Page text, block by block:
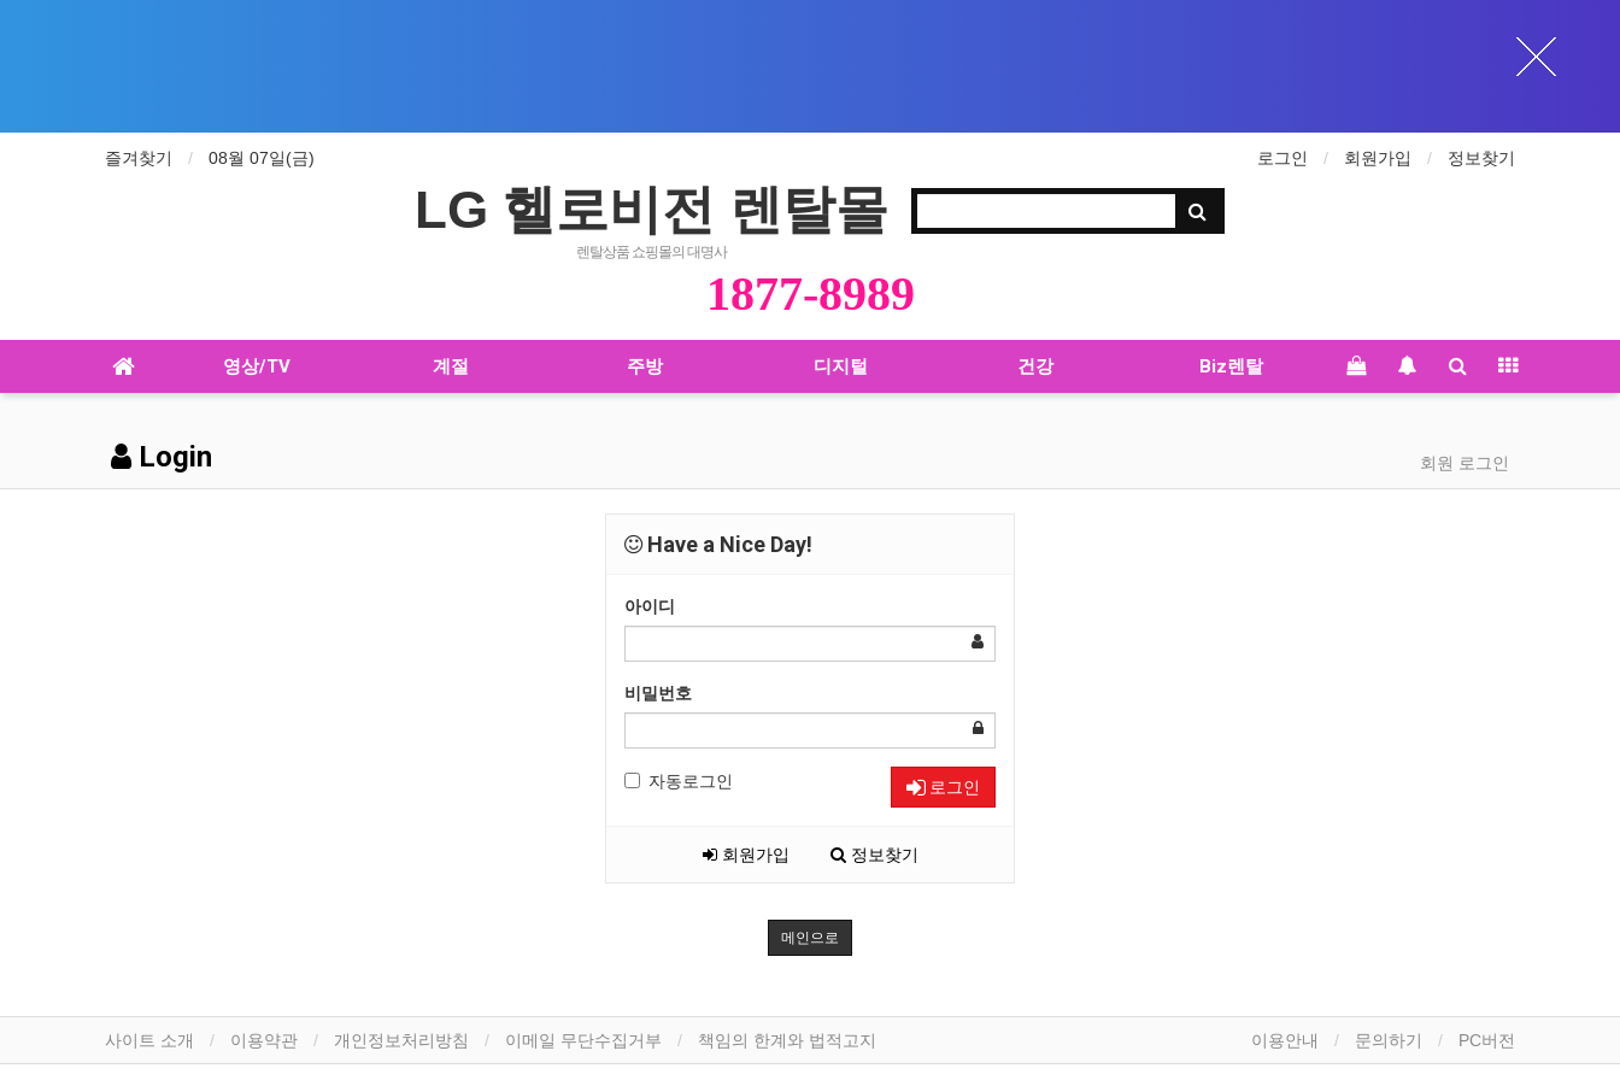
즐겨찾기 08월 07일(금) 로그인 회원가입 정보찾기
LG 헬로비전 렌탈몰
렌탈상품 쇼핑몰의 대명사
1877-8989
영상/TV 계절 주방 디지털 건강 Biz렌탈
Login 회원 로그인
Have a Nice Day!
아이디
비밀번호
자동로그인 로그인
회원가입 정보찾기
메인으로
사이트 소개 이용약관 개인정보처리방침 이메일 무단수집거부 책임의 한계와 법적고지 이용안내 문의하기 PC버전